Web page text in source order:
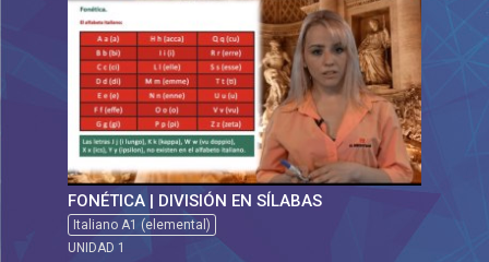
FONÉTICA | DIVISIÓN EN SÍLABAS
Italiano A1 (elemental)
UNIDAD 1